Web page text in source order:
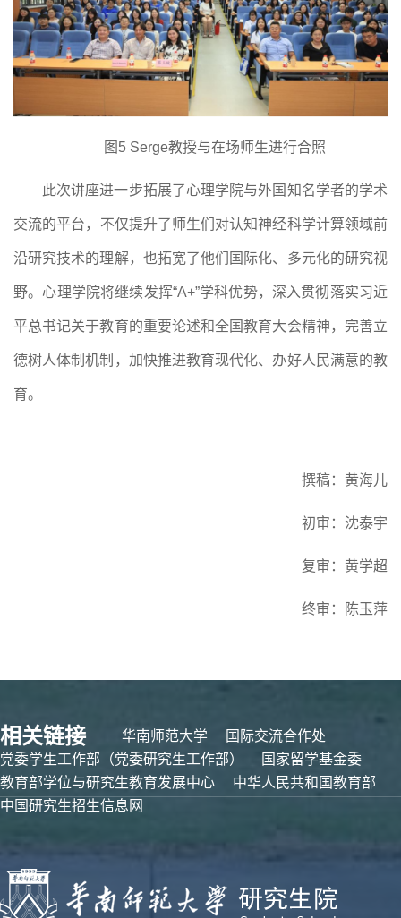
图 5 Serge教授与在场师生进行合照
此次讲座进一步拓展了心理学院与外国知名学者的学术
交流的平台 ， 不仅提升了师生们对认知神经科学计算领域前
沿研究技术的理解，也拓宽了他们 国际化、多元化的研究视
野。 心理学院将继续发挥“A+”学科优势， 深入贯彻落实习近
平总书记关于教育的重要论述和全国教育大会精神，完善立
德树人体制机制，加快推进教育现代化、办好人民满意的教
育。
撰稿：黄海儿
初审：沈泰宇
复审：黄学超
终审：陈玉萍
相关链接 华南师范大学
国际交流合作处
党委学生工作部（党委研究生工作部）
国家留学基金委
教育部学位与研究生教育发展中心
中华人民共和国教育部
中国研究生招生信息网